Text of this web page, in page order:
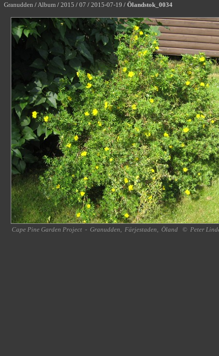
Granudden /Album / 2015 / 07 / 2015-07-19 / Ölandstok_0034
Cape Pine Garden Project - Granudden, Färjestaden, Öland © Peter